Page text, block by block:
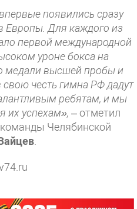
появились сразу
Европы. Для каждого из
первой международной
уроне бокса на
медали высшей пробы и
честь гимна РФ дадут
ребятам, и мы
их успехам», – отметил
Челябинской